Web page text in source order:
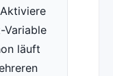
Variable
läuft